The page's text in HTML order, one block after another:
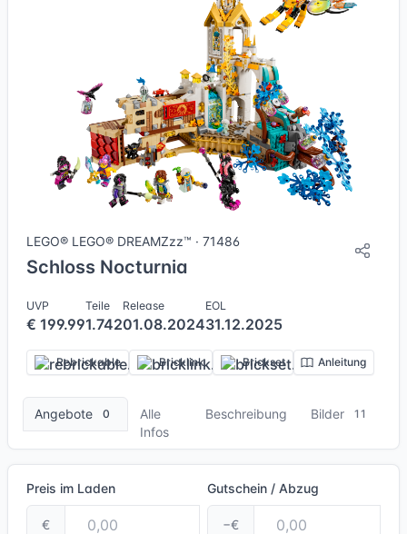
LEGO® LEGO® DREAMZzz™ · 71486
Schloss Nocturnia
UVP
€ 199.99
Teile
1.742
Release
01.08.2024
EOL
31.12.2025
Rebrickable Bricklink Brickset Anleitung
Angebote 0
Alle
Infos
Beschreibung Bilder 11
Preis im Laden
€
Gutschein / Abzug
−€